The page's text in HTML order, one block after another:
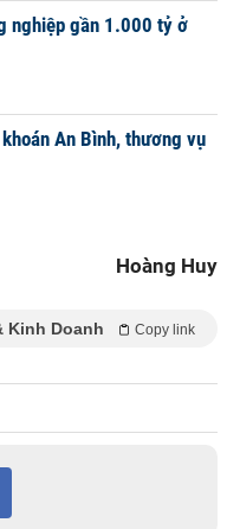
nghiệp gần 1.000 tỷ ở
An Bình, thương vụ
Hoàng Huy
Kinh Doanh Copy link